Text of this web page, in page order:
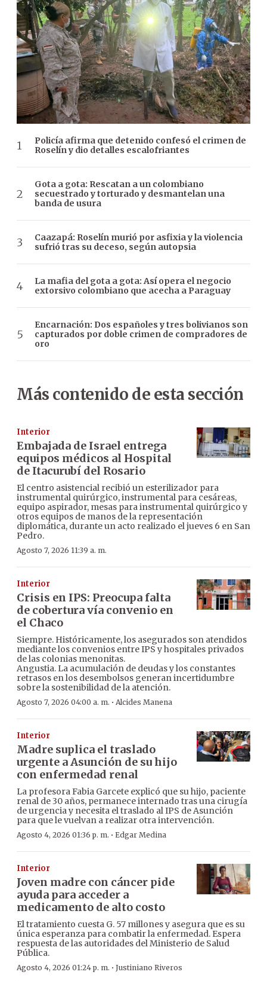
Policía afirma que detenido confesó el crimen de
Roselín y dio detalles escalofriantes
Gota a gota: Rescatan a un colombiano
secuestrado y torturado y desmantelan una
banda de usura
Caazapá: Roselín murió por asfixia y la violencia
sufrió tras su deceso, según autopsia
La mafia del gota a gota: Así opera el negocio
extorsivo colombiano que acecha a Paraguay
Encarnación: Dos españoles y tres bolivianos son
capturados por doble crimen de compradores de
oro
Más contenido de esta sección
Interior
Embajada de Israel entrega
equipos médicos al Hospital
de Itacurubí del Rosario
El centro asistencial recibió un esterilizador para
instrumental quirúrgico, instrumental para cesáreas,
equipo aspirador, mesas para instrumental quirúrgico y
otros equipos de manos de la representación
diplomática, durante un acto realizado el jueves 6 en San
Pedro.
Agosto 7, 2026 11:39 a. m.
Interior
Crisis en IPS: Preocupa falta
de cobertura vía convenio en
el Chaco
Siempre. Históricamente, los asegurados son atendidos
mediante los convenios entre IPS y hospitales privados
de las colonias menonitas.
Angustia. La acumulación de deudas y los constantes
retrasos en los desembolsos generan incertidumbre
sobre la sostenibilidad de la atención.
Agosto 7, 2026 04:00 a. m. · Alcides Manena
Interior
Madre suplica el traslado
urgente a Asunción de su hijo
con enfermedad renal
La profesora Fabia Garcete explicó que su hijo, paciente
renal de 30 años, permanece internado tras una cirugía
de urgencia y necesita el traslado al IPS de Asunción
para que le vuelvan a realizar otra intervención.
Agosto 4, 2026 01:36 p. m. · Edgar Medina
Interior
Joven madre con cáncer pide
ayuda para acceder a
medicamento de alto costo
El tratamiento cuesta G. 57 millones y asegura que es su
única esperanza para combatir la enfermedad. Espera
respuesta de las autoridades del Ministerio de Salud
Pública.
Agosto 4, 2026 01:24 p. m. · Justiniano Riveros